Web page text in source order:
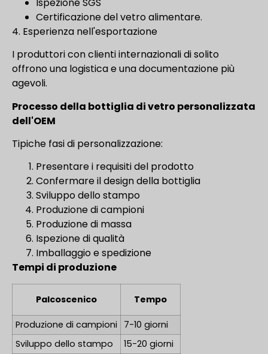
Certificazione del vetro alimentare.
4. Esperienza nell'esportazione
I produttori con clienti internazionali di solito
offrono una logistica e una documentazione più
agevoli.
Processo della bottiglia di vetro personalizzata
dell'OEM
Tipiche fasi di personalizzazione:
Presentare i requisiti del prodotto
Confermare il design della bottiglia
Sviluppo dello stampo
Produzione di campioni
Produzione di massa
Ispezione di qualità
Imballaggio e spedizione
Tempi di produzione
Palcoscenico Tempo
Produzione di campioni
7-10 giorni
Sviluppo dello stampo
15-20 giorni